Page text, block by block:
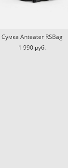
Сумка Anteater RSBag
1 990 pуб.